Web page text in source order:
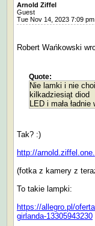
Arnold Ziffel
Guest
Tue Nov 14, 2023 7:09
Robert Wańkowski
Quote:
Nie lamki i nie
kilkadziesiąt diod
LED i mała
Tak? :)
http://
(fotka z kamery z
To takie lampki:
https://allegro.pl/
girlanda-13305943230